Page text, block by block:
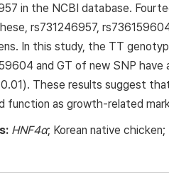
in the NCBI database.
rs731246957,
In this study, the TT
and GT of new SNP
These results suggest
function as growth-related
HNF4α; Korean native